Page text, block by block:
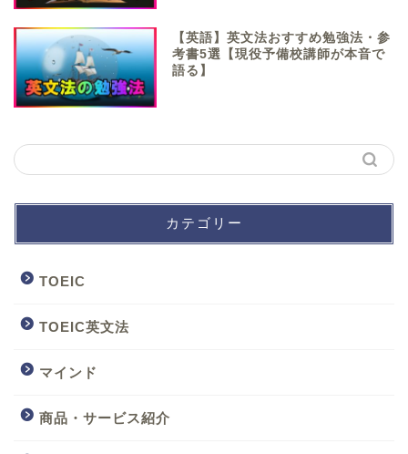
【英語】英文法おすすめ勉強法・参
考書5選【現役予備校講師が本音で
語る】
カテゴリー
TOEIC
TOEIC英文法
マインド
商品・サービス紹介